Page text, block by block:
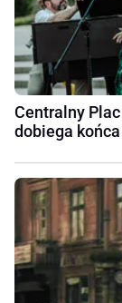
Centralny
dobiega końca